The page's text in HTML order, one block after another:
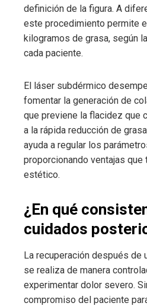
definición de la figura. A
este procedimiento permite
kilogramos de grasa, según
cada paciente.
El láser subdérmico
fomentar la generación de
que previene la flacidez que
a la rápida reducción de
ayuda a regular los
proporcionando ventajas que
estético.
¿En qué
cuidados
La recuperación después de
se realiza de manera
experimentar dolor severo.
compromiso del paciente